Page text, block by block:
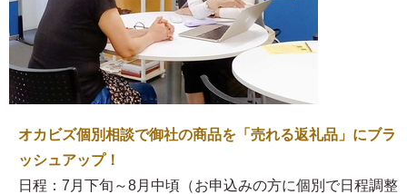
オカビズ個別相談で御社の商品を「売れる返礼品」にブラ
ッシュアップ！
日程：7月下旬～8月中頃（お申込みの方に個別で日程調整